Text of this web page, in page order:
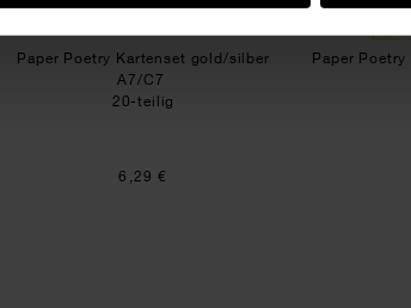
Paper Poetry Kartenset gold/silber
A7/C7
20-teilig
6,29 €
Paper